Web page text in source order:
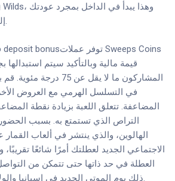
إلى المنزل كرمز مجنون.
توفر عملات Sweeps Coins
قيمة مالية وبالتأكيد سيتم استبدالها
المشاركون ما لا يقل عن
في التسلسل الهرمي مع العروض
المضاعفة. تتعلق اللعبة بزيادة نقطة
التراص الذي تستمتع به. بسبب
الهالوين، والذي ينتشر في ألعاب القمار
الاجتماعي الجديد لعطلتك أمرًا شائعًا
العطلة في حد ذاتها حتى تتمكن من